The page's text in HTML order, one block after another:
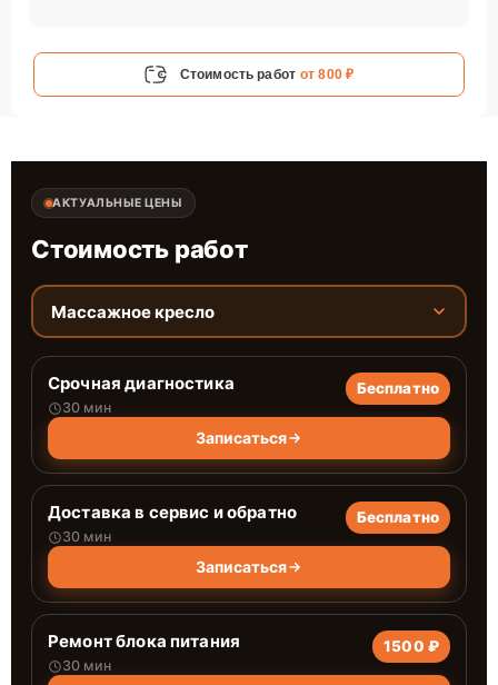
Стоимость работ от 800 ₽
АКТУАЛЬНЫЕ ЦЕНЫ
Стоимость работ
Массажное кресло
Срочная диагностика
30 мин
Бесплатно
Записаться
Доставка в сервис и обратно
30 мин
Бесплатно
Записаться
Ремонт блока питания
30 мин
1500 ₽